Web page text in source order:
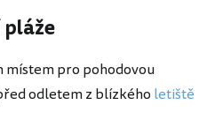
pláže
místem pro pohodovou
odletem z blízkého letiště